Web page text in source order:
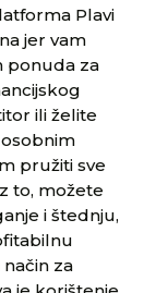
Plavi
jer vam
ponuda za
ili želite
pružiti sve
to, možete
i štednju,
za